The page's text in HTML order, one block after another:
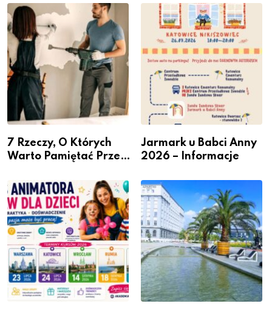
– nabór dla
przedsiębiorców
Podlesiu
7 Rzeczy, O Których
Warto Pamiętać Przed
Jarmark u Babci Anny
2026 – Informacje